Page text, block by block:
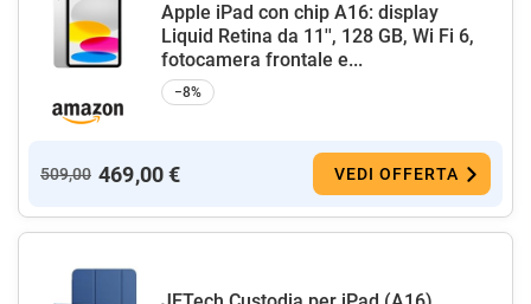
Apple iPad con chip A16: display
Liquid Retina da 11'', 128 GB, Wi Fi 6,
fotocamera frontale e...
−8%
509,00 469,00 € VEDI OFFERTA